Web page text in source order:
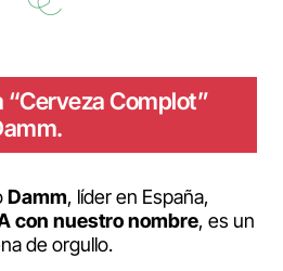
“Cerveza Complot”
Damm, líder en España,
con nuestro nombre, es un
de orgullo.